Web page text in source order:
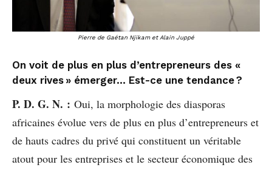
Pierre de Gaétan Njikam et Alain Juppé
On voit de plus en plus d’entrepreneurs des «
deux rives » émerger… Est-ce une tendance ?
P. D. G. N. : Oui, la morphologie des diasporas
africaines évolue vers de plus en plus d’entrepreneurs et
de hauts cadres du privé qui constituent un véritable
atout pour les entreprises et le secteur économique des